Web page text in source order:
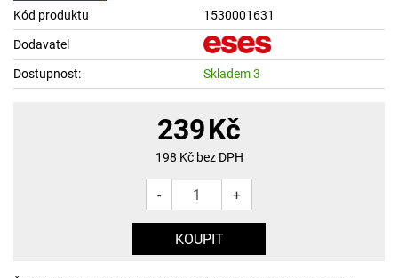
Kód produktu
1530001631
Dodavatel
Dostupnost:
Skladem 3
239Kč
198 Kč bez DPH
- +